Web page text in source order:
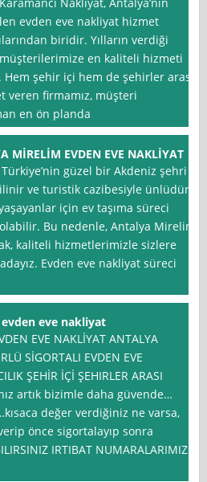
Nakliyat, Antalya’nın
evden eve nakliyat hizmet
biridir. Yılların verdiği
en kaliteli hizmeti
Hem şehir içi hem de şehirler arası
veren firmamız, müşteri
en ön planda
MİRELİM EVDEN EVE NAKLİYAT
güzel bir Akdeniz şehri
ve turistik cazibesiyle ünlüdür.
için ev taşıma süreci
Bu nedenle, Antalya Mirelim
kaliteli hizmetlerimizle sizlere
Evden eve nakliyat süreci
eve nakliyat
EVE NAKLİYAT ANTALYA
SİGORTALI EVDEN EVE
ŞEHİR İÇİ ŞEHIRLER ARASI
artık bizimle daha güvende…
değer verdiğiniz ne varsa,
önce sigortalayıp sonra
IRTIBAT NUMARALARIMIZ